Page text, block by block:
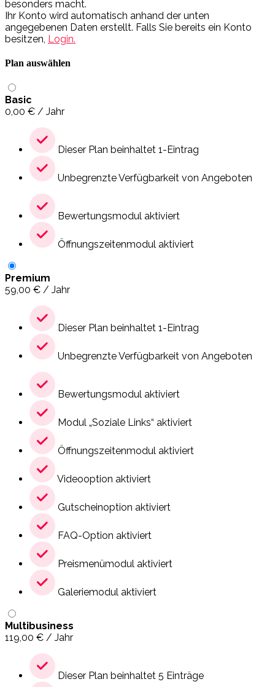
besonders macht.
Ihr Konto wird automatisch anhand der unten
angegebenen Daten erstellt. Falls Sie bereits ein Konto
besitzen, Login.
Plan auswählen
Basic
0,00 € / Jahr
Dieser Plan beinhaltet 1-Eintrag
Unbegrenzte Verfügbarkeit von Angeboten
Bewertungsmodul aktiviert
Öffnungszeitenmodul aktiviert
Premium
59,00 € / Jahr
Dieser Plan beinhaltet 1-Eintrag
Unbegrenzte Verfügbarkeit von Angeboten
Bewertungsmodul aktiviert
Modul „Soziale Links“ aktiviert
Öffnungszeitenmodul aktiviert
Videooption aktiviert
Gutscheinoption aktiviert
FAQ-Option aktiviert
Preismenümodul aktiviert
Galeriemodul aktiviert
Multibusiness
119,00 € / Jahr
Dieser Plan beinhaltet 5 Einträge